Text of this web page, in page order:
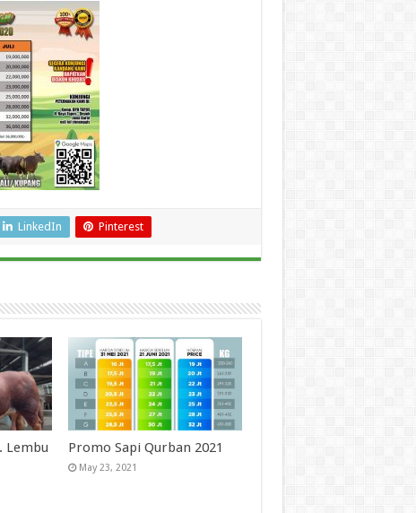
LinkedIn Pinterest
Lembu
Promo Sapi Qurban 2021
May 23, 2021